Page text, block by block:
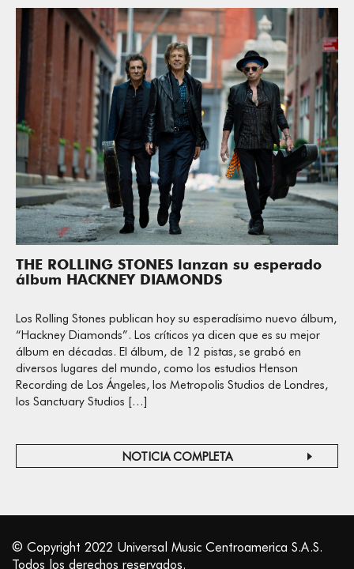
THE ROLLING STONES lanzan su esperado
álbum HACKNEY DIAMONDS
Los Rolling Stones publican hoy su esperadísimo nuevo álbum,
“Hackney Diamonds”. Los críticos ya dicen que es su mejor
álbum en décadas. El álbum, de 12 pistas, se grabó en
diversos lugares del mundo, como los estudios Henson
Recording de Los Ángeles, los Metropolis Studios de Londres,
los Sanctuary Studios […]
NOTICIA COMPLETA
© Copyright 2022 Universal Music Centroamerica S.A.S.
Todos los derechos reservados.